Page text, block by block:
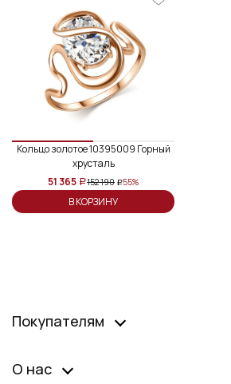
Кольцо золотое 10395009 Горный
хрусталь
51 365 a152 190 a55%
В КОРЗИНУ
Покупателям
О нас